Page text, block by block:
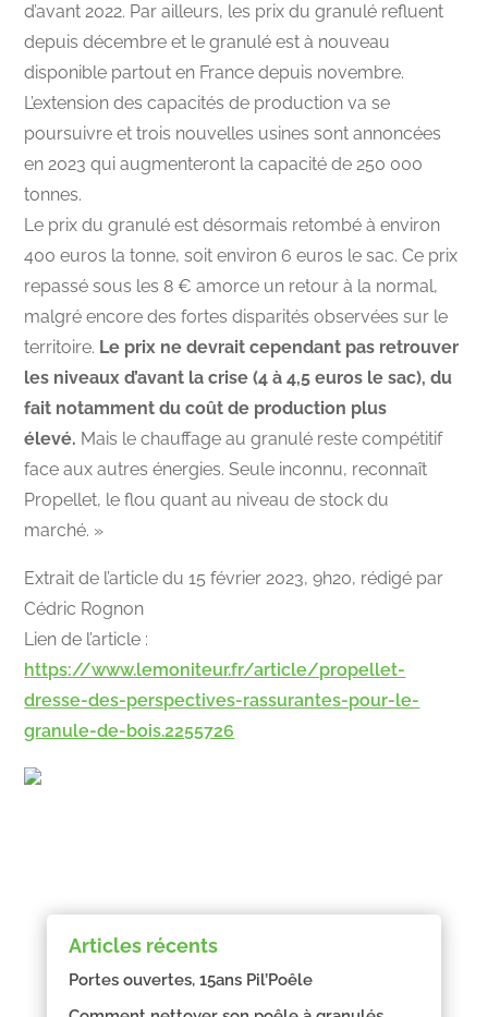
d’avant 2022. Par ailleurs, les prix du granulé refluent
depuis décembre et le granulé est à nouveau
disponible partout en France depuis novembre.
L’extension des capacités de production va se
poursuivre et trois nouvelles usines sont annoncées
en 2023 qui augmenteront la capacité de 250 000
tonnes.
Le prix du granulé est désormais retombé à environ
400 euros la tonne, soit environ 6 euros le sac. Ce prix
repassé sous les 8 € amorce un retour à la normal,
malgré encore des fortes disparités observées sur le
territoire. Le prix ne devrait cependant pas retrouver
les niveaux d’avant la crise (4 à 4,5 euros le sac), du
fait notamment du coût de production plus
élevé. Mais le chauffage au granulé reste compétitif
face aux autres énergies. Seule inconnu, reconnaît
Propellet, le flou quant au niveau de stock du
marché. »
Extrait de l’article du 15 février 2023, 9h20, rédigé par
Cédric Rognon
Lien de l’article :
https://www.lemoniteur.fr/article/propellet-
dresse-des-perspectives-rassurantes-pour-le-
granule-de-bois.2255726
Articles récents
Portes ouvertes, 15ans Pil’Poêle